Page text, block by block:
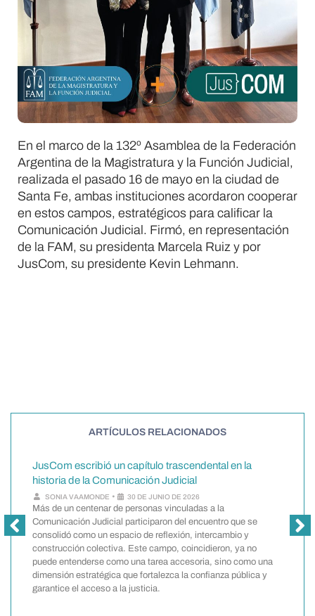
En el marco de la 132º Asamblea de la Federación
Argentina de la Magistratura y la Función Judicial,
realizada el pasado 16 de mayo en la ciudad de
Santa Fe, ambas instituciones acordaron cooperar
en estos campos, estratégicos para calificar la
Comunicación Judicial. Firmó, en representación
de la FAM, su presidenta Marcela Ruiz y por
JusCom, su presidente Kevin Lehmann.
ARTÍCULOS RELACIONADOS
JusCom escribió un capítulo trascendental en la
historia de la Comunicación Judicial
SONIA VAAMONDE • 30 DE JUNIO DE 2026
Más de un centenar de personas vinculadas a la
Comunicación Judicial participaron del encuentro que se
consolidó como un espacio de reflexión, intercambio y
construcción colectiva. Este campo, coincidieron, ya no
puede entenderse como una tarea accesoria, sino como una
dimensión estratégica que fortalezca la confianza pública y
garantice el acceso a la justicia.